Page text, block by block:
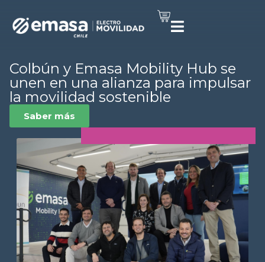
Colbún y Emasa Mobility Hub se
unen en una alianza para impulsar
la movilidad sostenible
Saber más